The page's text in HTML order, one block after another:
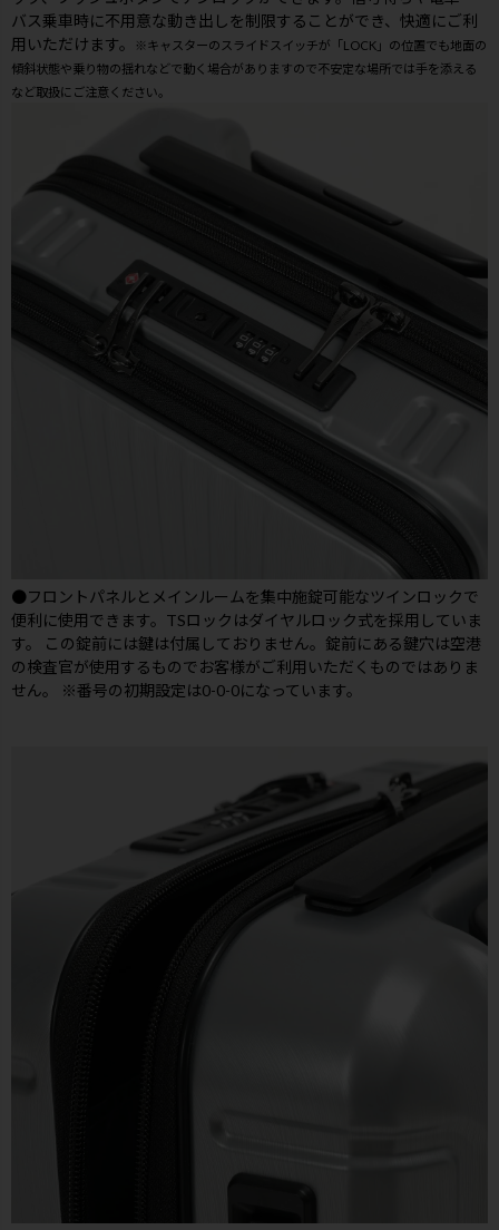
バス乗車時に不用意な動き出しを制限することができ、快適にご利
用いただけます。
※キャスターのスライドスイッチが「LOCK」の位置でも地面の
傾斜状態や乗り物の揺れなどで動く場合がありますので不安定な場所では手を添える
など取扱にご注意ください。
●フロントパネルとメインルームを集中施錠可能なツインロックで
便利に使用できます。TSロックはダイヤルロック式を採用していま
す。 この錠前には鍵は付属しておりません。錠前にある鍵穴は空港
の検査官が使用するものでお客様がご利用いただくものではありま
せん。 ※番号の初期設定は0-0-0になっています。